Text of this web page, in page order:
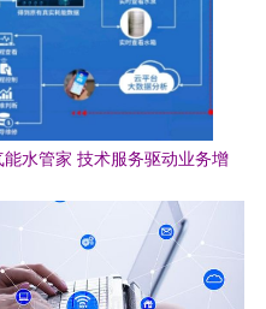
能水管家 技术服务驱动业务增